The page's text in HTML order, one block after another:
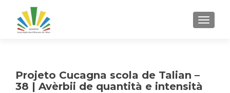
Projeto Cucagna scola de Talian –
38 | Avèrbii de quantità e intensità